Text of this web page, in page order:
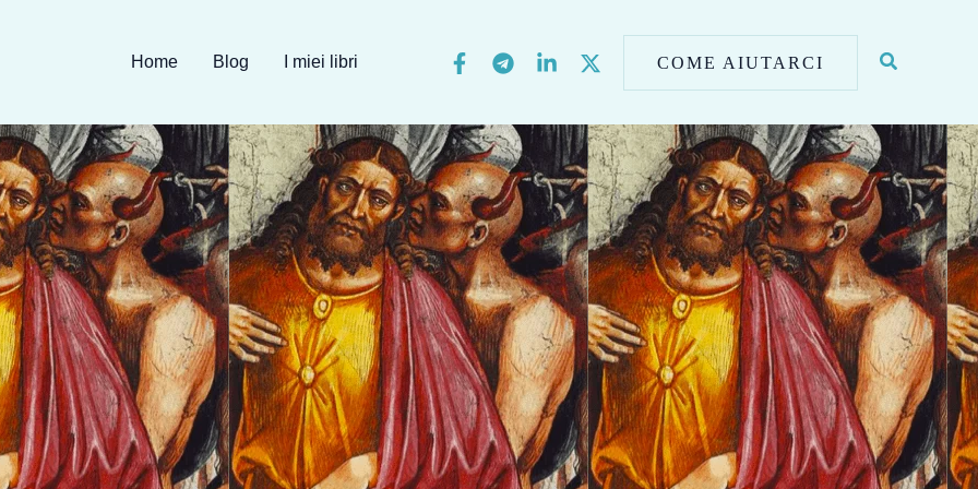
Home Blog I miei libri COME AIUTARCI